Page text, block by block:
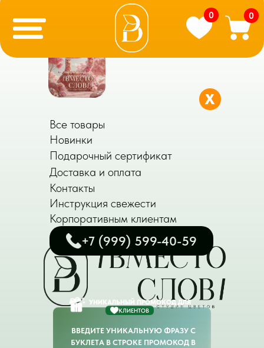
Корпоративным клиентам
Инструкция свежести
Контакты
Доставка и оплата
Подарочный сертификат
Новинки
Все товары
+7 (999) 599-40-59
УНИКАЛЬНЫЙ ПРОМОКОД ДЛЯ
ВВЕДИТЕ УНИКАЛЬНУЮ ФРАЗУ С
БУКЛЕТА В СТРОКЕ ПРОМОКОД В
КЛИЕНТОВ
X